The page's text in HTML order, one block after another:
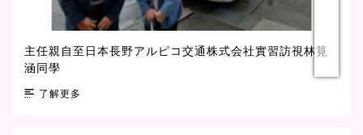
主任親自至日本長野アルピコ交通株式会社實習訪視林筧
涵同學
了解更多